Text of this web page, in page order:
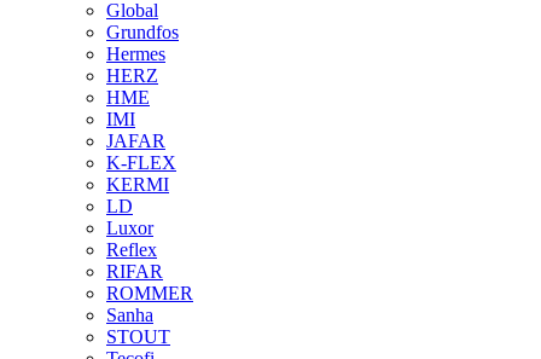
Global
Grundfos
Hermes
HERZ
HME
IMI
JAFAR
K-FLEX
KERMI
LD
Luxor
Reflex
RIFAR
ROMMER
Sanha
STOUT